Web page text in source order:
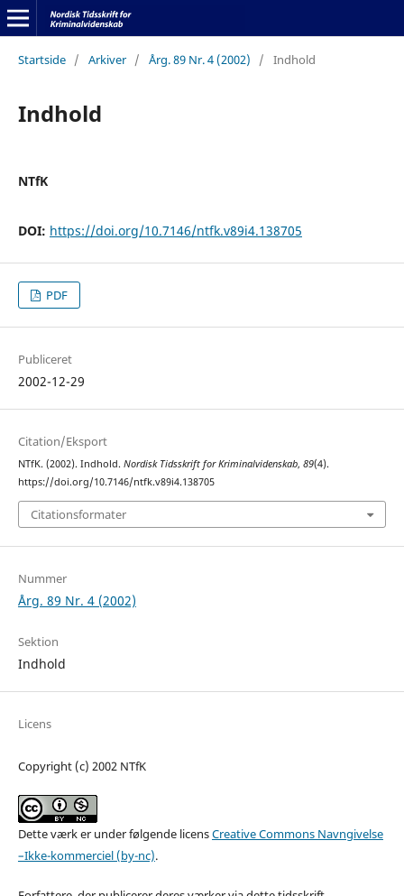
Startside / Arkiver / Årg. 89 Nr. 4 (2002) / Indhold
Indhold
NTfK
DOI: https://doi.org/10.7146/ntfk.v89i4.138705
PDF
Publiceret
2002-12-29
Citation/Eksport
NTfK. (2002). Indhold. Nordisk Tidsskrift for Kriminalvidenskab, 89(4).
https://doi.org/10.7146/ntfk.v89i4.138705
Citationsformater
Nummer
Årg. 89 Nr. 4 (2002)
Sektion
Indhold
Licens
Copyright (c) 2002 NTfK
Dette værk er under følgende licensCreative Commons Navngivelse
–Ikke-kommerciel (by-nc).